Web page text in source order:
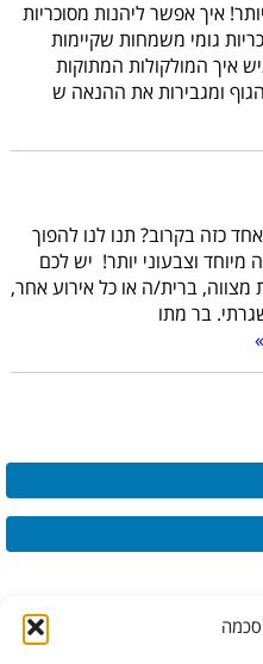
איך אפשר ליהנות מסוכריות
גומי משמחות שקיימות
איך המולקולות המתוקות
ומגבירות את ההנאה ש
כזה בקרוב? תנו לנו להפוך
מיוחד וצבעוני יותר! יש לכם
ברית/ה או כל אירוע אחר,
בר מתו